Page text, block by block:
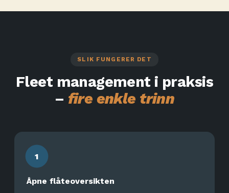
SLIK FUNGERER DET
Fleet management i praksis
– fire enkle trinn
1
Åpne flåteoversikten